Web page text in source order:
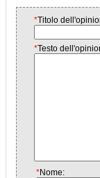
*Titolo
*Testo
*Nome: